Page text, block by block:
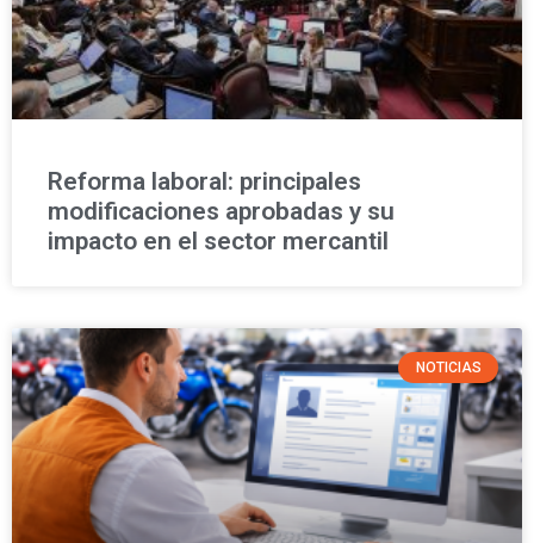
Reforma laboral: principales
modificaciones aprobadas y su
impacto en el sector mercantil
NOTICIAS